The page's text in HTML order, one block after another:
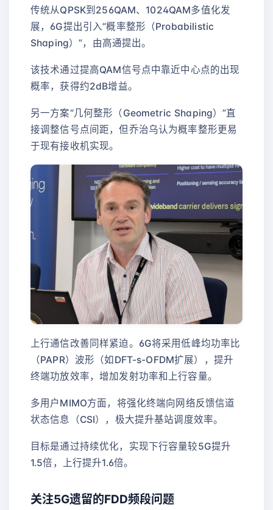
传统从QPSK到256QAM、1024QAM多值化发
展，6G提出引入“概率整形（Probabilistic
Shaping）”，由高通提出。
该技术通过提高QAM信号点中靠近中心点的出现
概率，获得约2dB增益。
另一方案“几何整形（Geometric Shaping）”直
接调整信号点间距，但乔治乌认为概率整形更易
于现有接收机实现。
上行通信改善同样紧迫。6G将采用低峰均功率比
（PAPR）波形（如DFT-s-OFDM扩展），提升
终端功放效率，增加发射功率和上行容量。
多用户MIMO方面，将强化终端向网络反馈信道
状态信息（CSI），极大提升基站调度效率。
目标是通过持续优化，实现下行容量较5G提升
1.5倍，上行提升1.6倍。
关注5G遗留的FDD频段问题